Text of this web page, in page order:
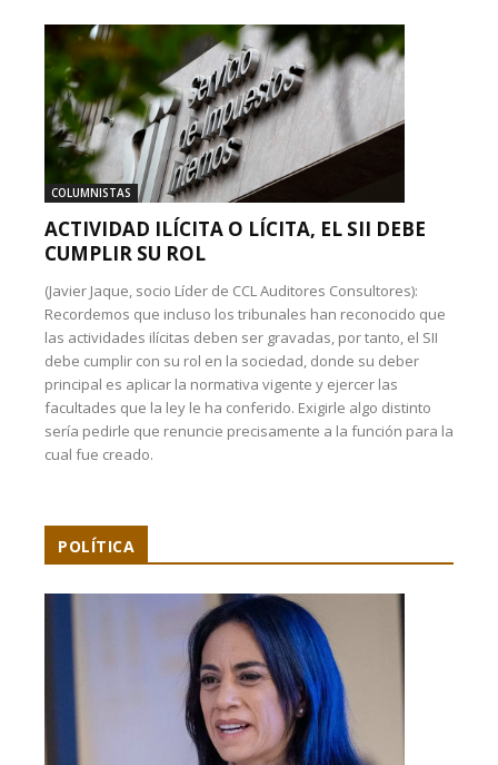
COLUMNISTAS
ACTIVIDAD ILÍCITA O LÍCITA, EL SII DEBE
CUMPLIR SU ROL
(Javier Jaque, socio Líder de CCL Auditores Consultores):
Recordemos que incluso los tribunales han reconocido que
las actividades ilícitas deben ser gravadas, por tanto, el SII
debe cumplir con su rol en la sociedad, donde su deber
principal es aplicar la normativa vigente y ejercer las
facultades que la ley le ha conferido. Exigirle algo distinto
sería pedirle que renuncie precisamente a la función para la
cual fue creado.
POLÍTICA